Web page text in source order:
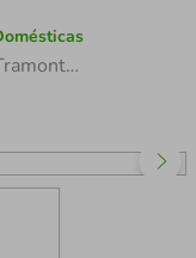
Caçarola Rasa Tramontina Professional Gourmet Inox - 24cm